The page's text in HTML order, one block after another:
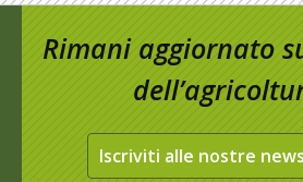
Rimani aggiornato
Iscriviti alle nostre